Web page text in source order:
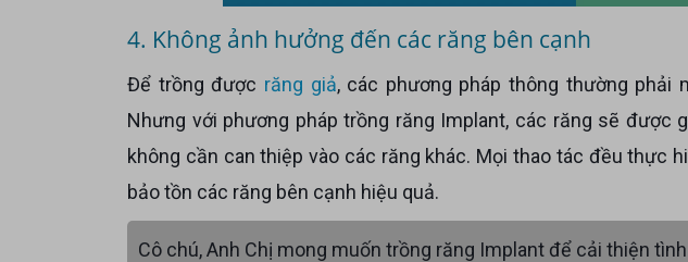
4. Không ảnh hưởng đến các răng bên cạnh
Để trồng được răng giả, các phương pháp thông thường phải
Nhưng với phương pháp trồng răng Implant, các răng sẽ được
không cần can thiệp vào các răng khác. Mọi thao tác đều thực
bảo tồn các răng bên cạnh hiệu quả.
Cô chú, Anh Chị mong muốn trồng răng Implant để cải thiện